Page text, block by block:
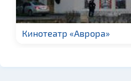
Гражданская
архитектура
Церкви
Галереи
Кинотеатр «Аврора»